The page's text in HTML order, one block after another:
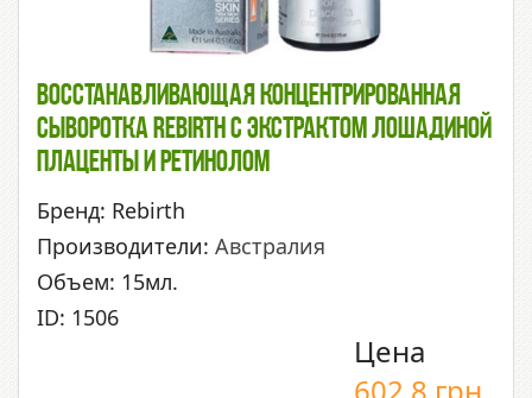
Восстанавливающая Концентрированная
Сыворотка Rebirth С Экстрактом Лошадиной
Плаценты И Ретинолом
Бренд: Rebirth
Производители: Австралия
Объем: 15мл.
ID: 1506
Цена